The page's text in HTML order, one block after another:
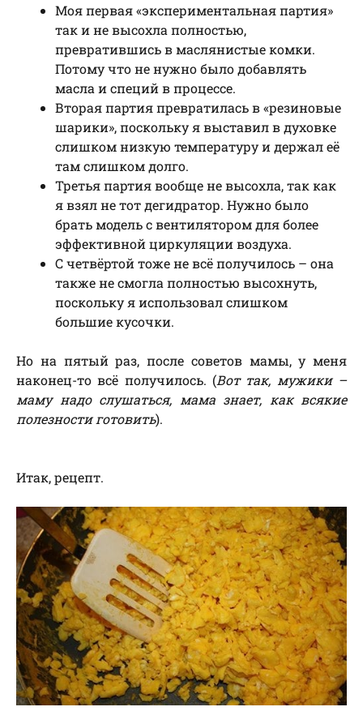
Моя первая «экспериментальная партия»
так и не высохла полностью,
превратившись в маслянистые комки.
Потому что не нужно было добавлять
масла и специй в процессе.
Вторая партия превратилась в «резиновые
шарики», поскольку я выставил в духовке
слишком низкую температуру и держал её
там слишком долго.
Третья партия вообще не высохла, так как
я взял не тот дегидратор. Нужно было
брать модель с вентилятором для более
эффективной циркуляции воздуха.
С четвёртой тоже не всё получилось – она
также не смогла полностью высохнуть,
поскольку я использовал слишком
большие кусочки.
Но на пятый раз, после советов мамы, у меня
наконец-то всё получилось. (Вот так, мужики –
маму надо слушаться, мама знает, как всякие
полезности готовить).
Итак, рецепт.